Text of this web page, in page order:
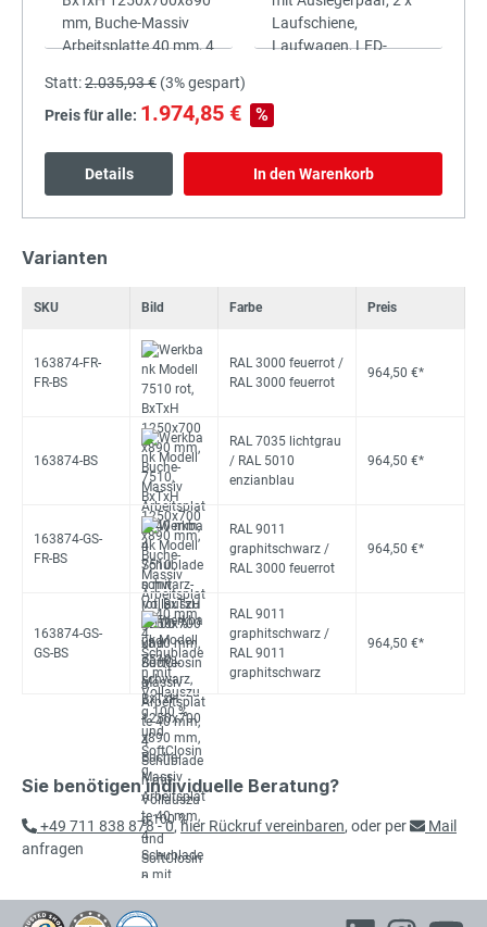
Statt:2.035,93 € (3%gespart)
Preis für alle: 1.974,85 € %
Details In den Warenkorb
Varianten
SKU Bild Farbe Preis
163874-FR-
FR-BS
RAL 3000 feuerrot /
RAL 3000 feuerrot
964,50 €*
163874-BS
RAL 7035 lichtgrau
/ RAL 5010
enzianblau
964,50 €*
163874-GS-
FR-BS
RAL 9011
graphitschwarz /
RAL 3000 feuerrot
964,50 €*
163874-GS-
GS-BS
RAL 9011
graphitschwarz /
RAL 9011
graphitschwarz
964,50 €*
Sie benötigen individuelle Beratung?
+49 711 838 878 - 0,hier Rückruf vereinbaren, oder per
Mail
anfragen